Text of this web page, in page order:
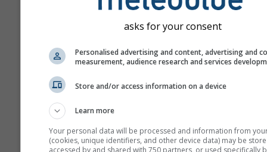
hourly)
Europe7.0 km
120 ώ (3-
and Alps
48 ώ
asks for your consent
Personalised advertising and content, advertising and
measurement, audience research and services
Store and/or access information on a device
Learn more
Your personal data will be processed and information from
(cookies, unique identifiers, and other device data) may be
accessed by and shared with 750 partners, or used specifically